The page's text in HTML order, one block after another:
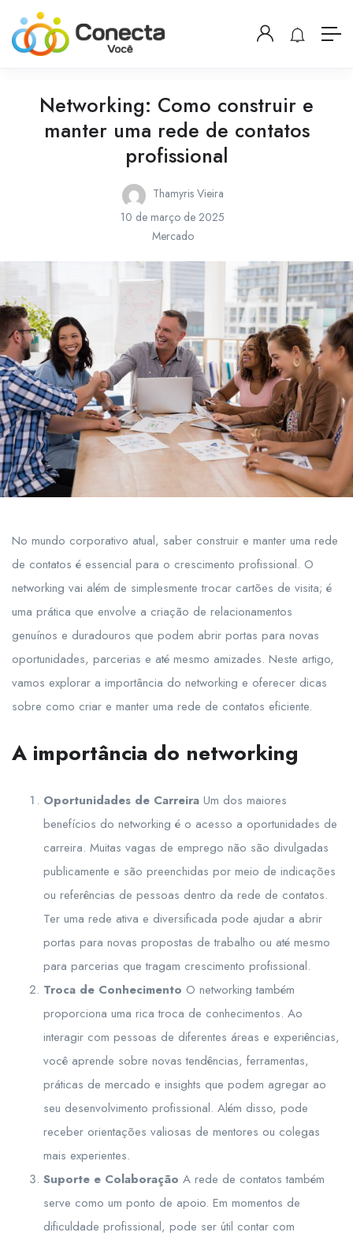
Networking: Como construir e
manter uma rede de contatos
profissional
Thamyris Vieira
10 de março de 2025
Mercado
No mundo corporativo atual, saber construir e manter uma rede
de contatos é essencial para o crescimento profissional. O
networking vai além de simplesmente trocar cartões de visita; é
uma prática que envolve a criação de relacionamentos
genuínos e duradouros que podem abrir portas para novas
oportunidades, parcerias e até mesmo amizades. Neste artigo,
vamos explorar a importância do networking e oferecer dicas
sobre como criar e manter uma rede de contatos eficiente.
A importância do networking
Oportunidades de Carreira Um dos maiores
benefícios do networking é o acesso a oportunidades de
carreira. Muitas vagas de emprego não são divulgadas
publicamente e são preenchidas por meio de indicações
ou referências de pessoas dentro da rede de contatos.
Ter uma rede ativa e diversificada pode ajudar a abrir
portas para novas propostas de trabalho ou até mesmo
para parcerias que tragam crescimento profissional.
Troca de Conhecimento O networking também
proporciona uma rica troca de conhecimentos. Ao
interagir com pessoas de diferentes áreas e experiências,
você aprende sobre novas tendências, ferramentas,
práticas de mercado e insights que podem agregar ao
seu desenvolvimento profissional. Além disso, pode
receber orientações valiosas de mentores ou colegas
mais experientes.
Suporte e Colaboração A rede de contatos também
serve como um ponto de apoio. Em momentos de
dificuldade profissional, pode ser útil contar com